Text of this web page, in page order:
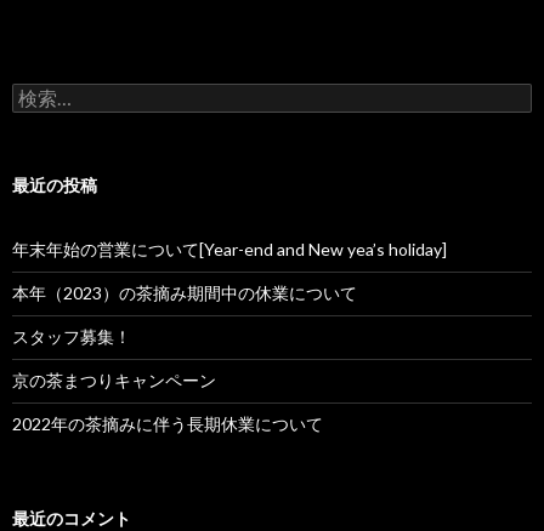
検
索:
最近の投稿
年末年始の営業について[Year-end and New yea’s holiday]
本年（2023）の茶摘み期間中の休業について
スタッフ募集！
京の茶まつりキャンペーン
2022年の茶摘みに伴う長期休業について
最近のコメント